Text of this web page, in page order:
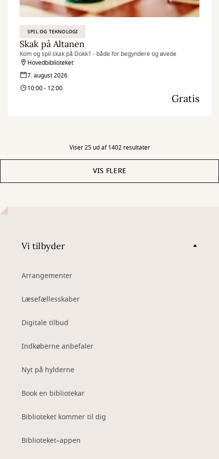
SPIL OG TEKNOLOGI
Skak på Altanen
Kom og spil skak på Dokk1 - både for begyndere og øvede
Hovedbiblioteket
7. august 2026
10:00 - 12:00
Gratis
Viser 25 ud af 1402 resultater
VIS FLERE
Vi tilbyder
Arrangementer
Læsefællesskaber
Digitale tilbud
Indkøberne anbefaler
Nyt på hylderne
Book en bibliotekar
Biblioteket kommer til dig
Biblioteket–appen